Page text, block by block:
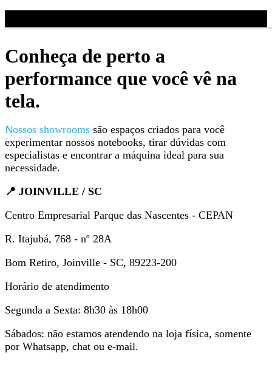
Conheça de perto a
performance que você vê na
tela.
Nossos showrooms são espaços criados para você
experimentar nossos notebooks, tirar dúvidas com
especialistas e encontrar a máquina ideal para sua
necessidade.
📍 JOINVILLE / SC
Centro Empresarial Parque das Nascentes - CEPAN
R. Itajubá, 768 - nº 28A
Bom Retiro, Joinville - SC, 89223-200
Horário de atendimento
Segunda a Sexta: 8h30 às 18h00
Sábados: não estamos atendendo na loja física, somente
por Whatsapp, chat ou e-mail.